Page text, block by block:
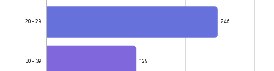
246
129
50 - 59
20 - 29
30 - 39